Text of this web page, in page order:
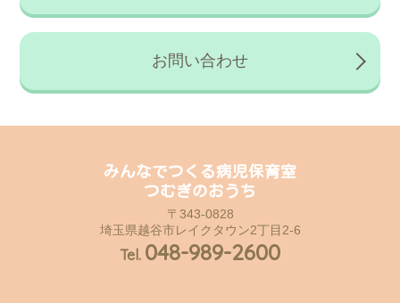
お問い合わせ
みんなでつくる病児保育室
つむぎのおうち
〒343-0828
埼玉県越谷市レイクタウン2丁目2-6
Tel. 048-989-2600